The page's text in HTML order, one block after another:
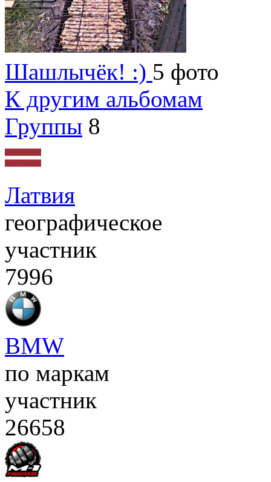
Шашлычёк! :) 5 фото
К другим альбомам
Группы 8
Латвия
географическое
участник
7996
BMW
по маркам
участник
26658